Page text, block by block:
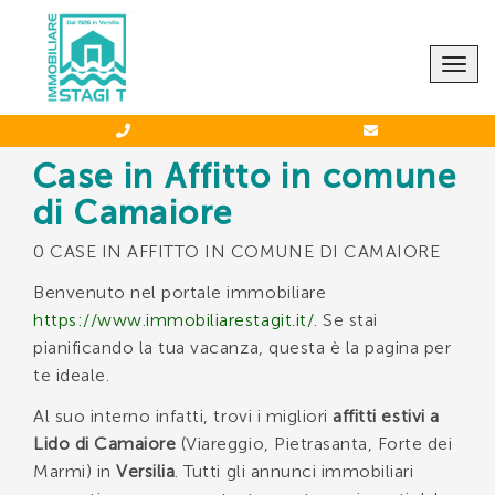
Case in Affitto in comune
di Camaiore
0 CASE IN AFFITTO IN COMUNE DI CAMAIORE
Benvenuto nel portale immobiliare
https://www.immobiliarestagit.it/. Se stai
pianificando la tua vacanza, questa è la pagina per
te ideale.
Al suo interno infatti, trovi i migliori affitti estivi a
Lido di Camaiore (Viareggio, Pietrasanta, Forte dei
Marmi) inVersilia. Tutti gli annunci immobiliari
CONTATTACI
Agenzia STAGI T.
0584 66039 - 388 5744349
*Il tuo indirizzo Email